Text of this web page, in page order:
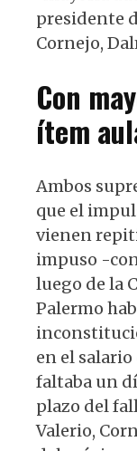
presidente
Cornejo,
Con
ítem
Ambos
que el
vienen
impuso -
luego de la
Palermo
en el salario
faltaba un
plazo del
Valerio,